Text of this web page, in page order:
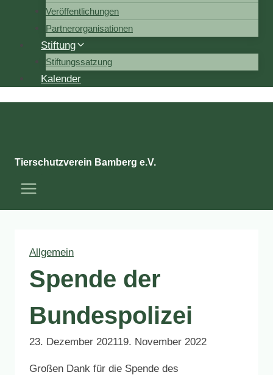
Veröffentlichungen
Partnerorganisationen
Stiftung
Stiftungssatzung
Kalender
Tierschutzverein Bamberg e.V.
Allgemein
Spende der
Bundespolizei
23. Dezember 202119. November 2022
Großen Dank für die Spende des